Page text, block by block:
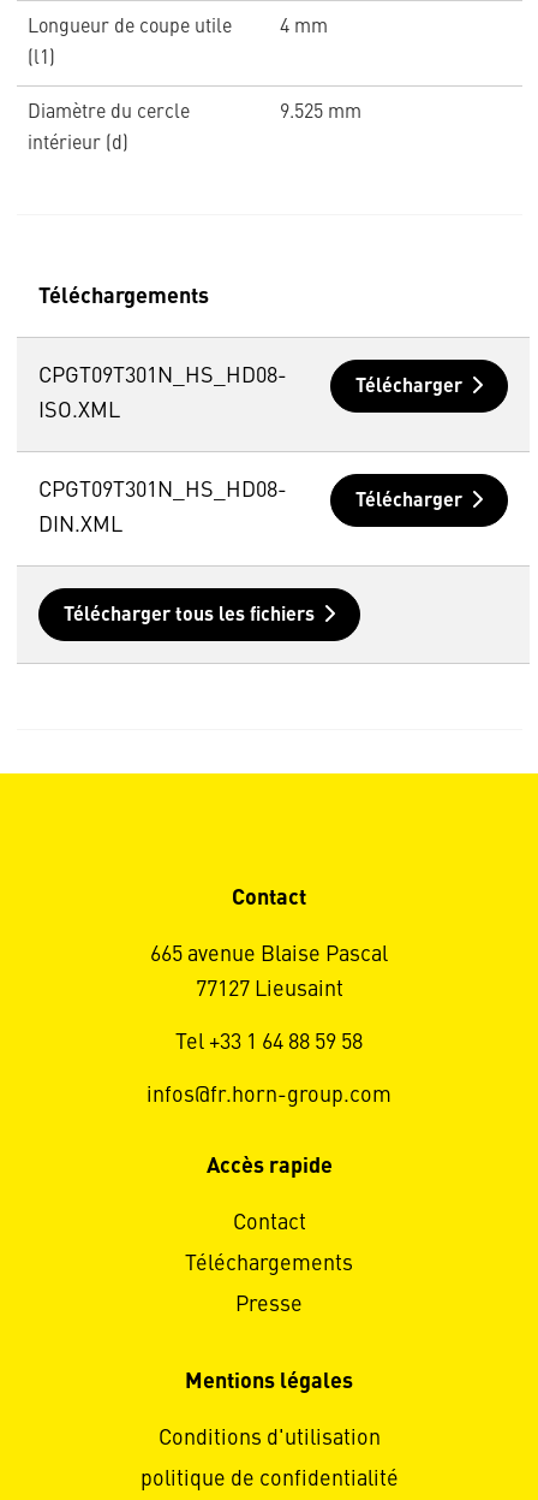
Longueur de coupe utile
(l1)
4 mm
Diamètre du cercle
intérieur (d)
9.525 mm
Téléchargements
CPGT09T301N_HS_HD08-
ISO.XML
Télécharger
CPGT09T301N_HS_HD08-
DIN.XML
Télécharger
Télécharger tous les fichiers
Contact
665 avenue Blaise Pascal
77127 Lieusaint
Tel +33 1 64 88 59 58
infos@fr.horn-group.com
Accès rapide
Contact
Téléchargements
Presse
Mentions légales
Conditions d'utilisation
politique de confidentialité